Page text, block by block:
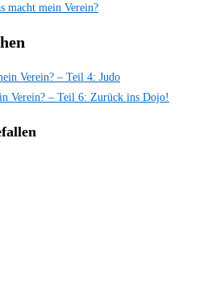
macht mein Verein?
Verein? – Teil 4: Judo
Verein? – Teil 6: Zurück ins Dojo!